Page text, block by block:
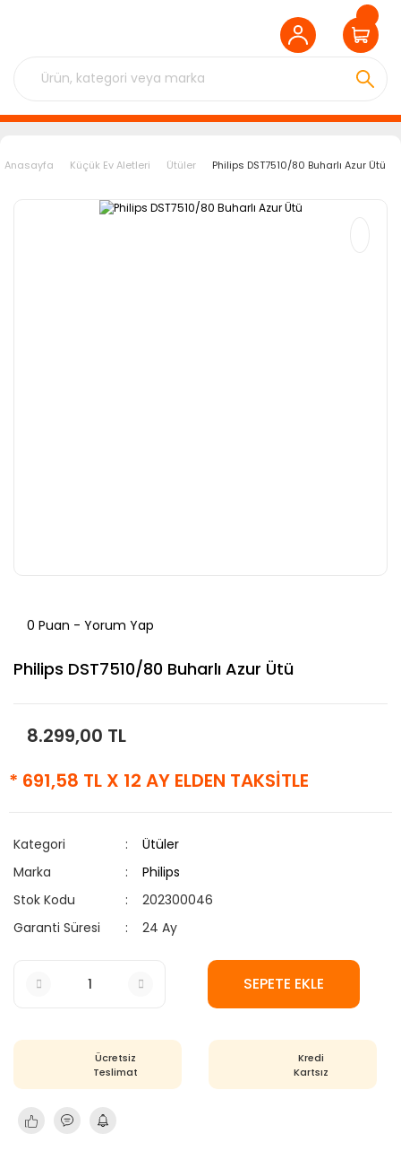
Anasayfa Küçük Ev Aletleri Ütüler Philips DST7510/80 Buharlı Azur Ütü
0 Puan - Yorum Yap
Philips DST7510/80 Buharlı Azur Ütü
8.299,00 TL
* 691,58 TL X 12 AY ELDEN TAKSİTLE
Kategori
Ütüler
Marka
Philips
Stok Kodu
202300046
Garanti Süresi
24 Ay
SEPETE EKLE
Ücretsiz
Teslimat
Kredi
Kartsız